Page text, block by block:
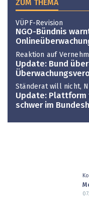
ZUM THEMA
VÜPF-Revision
NGO-Bündnis
Reaktion auf
Update: Bund
Ständerat will nicht,
Update:
schwer im